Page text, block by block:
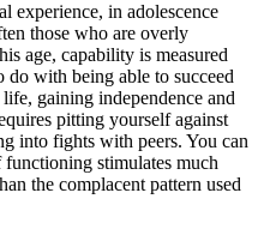
experience, in adolescence
those who are overly
age, capability is measured
do with being able to succeed
gaining independence and
pitting yourself against
into fights with peers. You can
functioning stimulates much
the complacent pattern used